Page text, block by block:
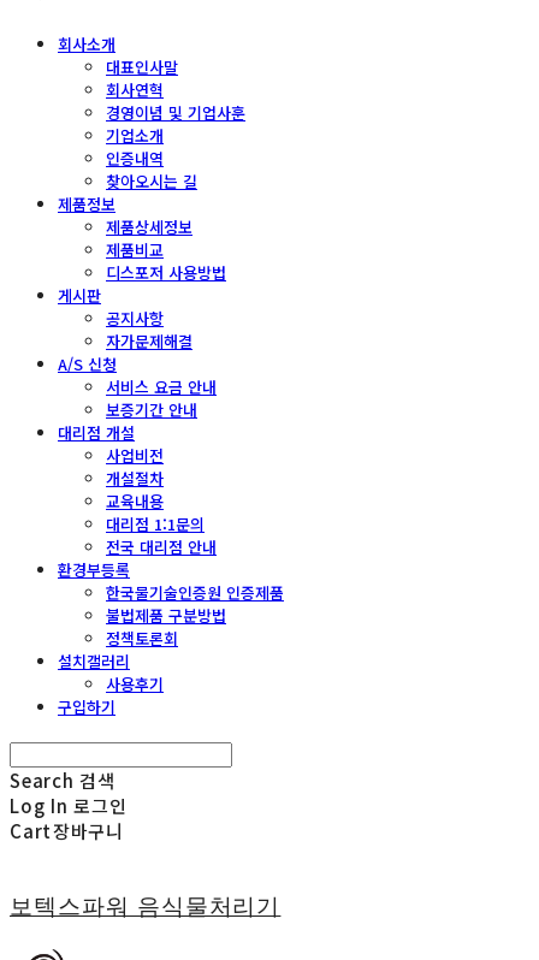
회사소개
대표인사말
회사연혁
경영이념 및 기업사훈
기업소개
인증내역
찾아오시는 길
제품정보
제품상세정보
제품비교
디스포저 사용방법
게시판
공지사항
자가문제해결
A/S 신청
서비스 요금 안내
보증기간 안내
대리점 개설
사업비전
개설절차
교육내용
대리점 1:1문의
전국 대리점 안내
환경부등록
한국물기술인증원 인증제품
불법제품 구분방법
정책토론회
설치갤러리
사용후기
구입하기
Search 검색
Log In 로그인
Cart장바구니
보텍스파워 음식물처리기